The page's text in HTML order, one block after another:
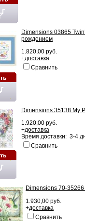
Dimensions 03865
рождением
1.820,00 руб.
+доставка
Сравнить
Dimensions 35138 My
1.920,00 руб.
+доставка
Время доставки: 3-4
Сравнить
Dimensions 70-
1.930,00 руб.
+доставка
Сравнить